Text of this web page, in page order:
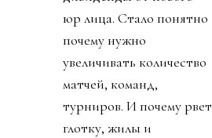
юр лица. Стало понятно
почему нужно
увеличивать количество
матчей, команд,
турниров. И почему рвет
глотку, жилы и